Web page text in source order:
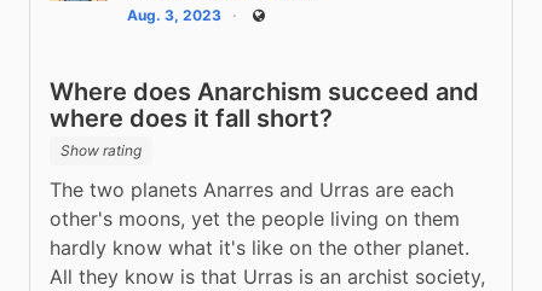
Aug. 3, 2023 Public
Where does Anarchism succeed and
where does it fall short?
Show rating
The two planets Anarres and Urras are each
other's moons, yet the people living on them
hardly know what it's like on the other planet.
All they know is that Urras is an archist society,